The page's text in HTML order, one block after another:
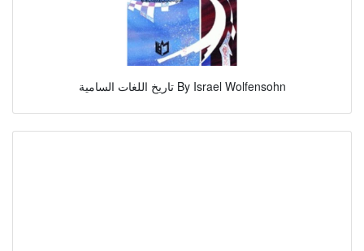
تاريخ اللغات السامية By Israel Wolfensohn